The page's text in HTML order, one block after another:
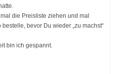
die Preisliste ziehen und mal
bevor Du wieder „zu machst“
bin ich gespannt.